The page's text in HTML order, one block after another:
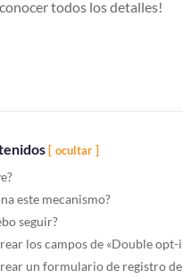
todos los detalles!
ocultar
este mecanismo?
seguir?
los campos de «Double opt-
un formulario de registro